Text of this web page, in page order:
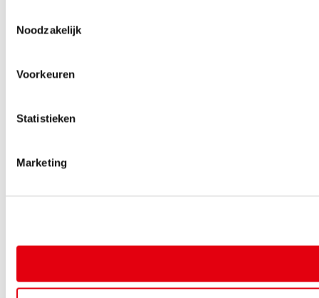
Noodzakelijk
Voorkeuren
Statistieken
Marketing